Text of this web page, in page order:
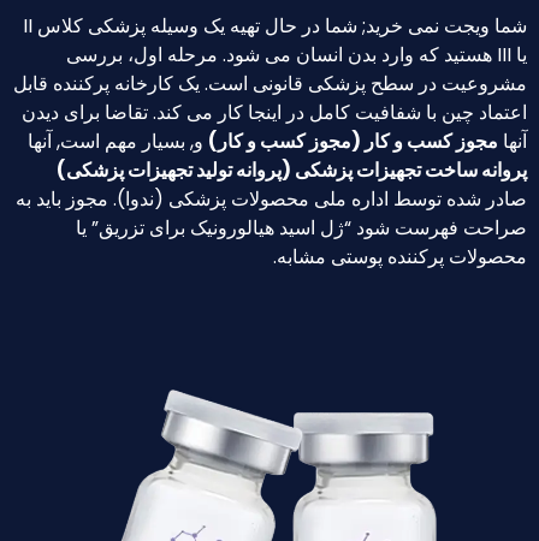
شما ویجت نمی خرید; شما در حال تهیه یک وسیله پزشکی کلاس II
یا III هستید که وارد بدن انسان می شود. مرحله اول، بررسی
در سطح پزشکی قانونی است. یک کارخانه پرکننده قابل
چین با شفافیت کامل در اینجا کار می کند. تقاضا برای دیدن
مجوز کسب و کار (مجوز کسب و کار)و, بسیار مهم است, آنها
ساخت تجهیزات پزشکی (پروانه تولید تجهیزات پزشکی)
شده توسط اداره ملی محصولات پزشکی (ندوا). مجوز باید به
فهرست شود “ژل اسید هیالورونیک برای تزریق” یا
پرکننده پوستی مشابه.